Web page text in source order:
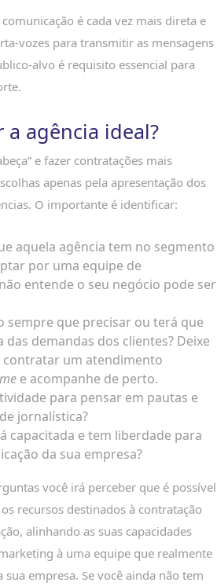
é cada vez mais direta e
vozes para transmitir as mensagens
alvo é requisito essencial para
a agência ideal?
e fazer contratações mais
apenas pela apresentação dos
O importante é identificar:
aquela agência tem no segmento
por uma equipe de
entende o seu negócio pode ser
sempre que precisar ou terá que
demandas dos clientes? Deixe
contratar um atendimento
e acompanhe de perto.
para pensar em pautas e
jornalística?
capacitada e tem liberdade para
da sua empresa?
você irá perceber que é possível
recursos destinados à contratação
alinhando as suas capacidades
à uma equipe que realmente
empresa. Se você ainda não tem